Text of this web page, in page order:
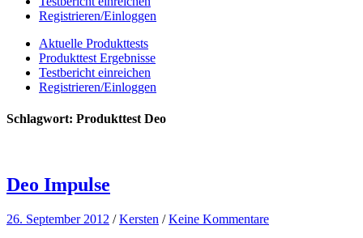
Registrieren/Einloggen
Aktuelle Produkttests
Produkttest Ergebnisse
Testbericht einreichen
Registrieren/Einloggen
Schlagwort: Produkttest Deo
Deo Impulse
26. September 2012 /Kersten /Keine Kommentare